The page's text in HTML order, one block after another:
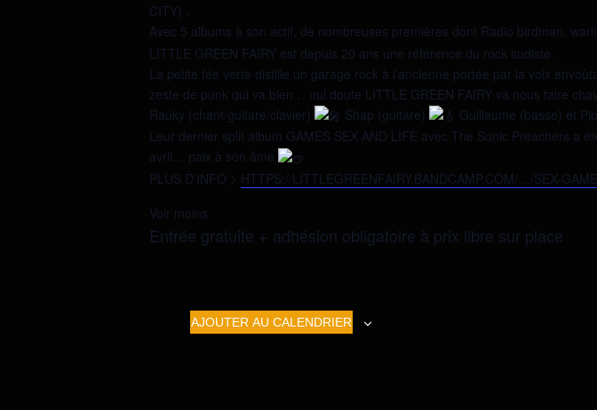
CITY) .
Avec 5 albums à son actif, de nombreuses premières dont Radio birdman,
LITTLE GREEN FAIRY est depuis 20 ans une référence du rock sudiste.
La petite fée verte distille un garage rock à l’ancienne portée par la voix
zeste de punk qui va bien… nul doute LITTLE GREEN FAIRY va nous faire
Rauky (chant/guitare/clavier)
Shap (guitare)
Guillaume (basse) et
Leur dernier split album GAMES SEX AND LIFE avec The Sonic Preachers a
avril… paix à son âme
PLUS D’INFO > HTTPS://LITTLEGREENFAIRY.BANDCAMP.COM/…/SEX-
Voir moins
Entrée gratuite + adhésion obligatoire à prix libre sur place
AJOUTER AU CALENDRIER